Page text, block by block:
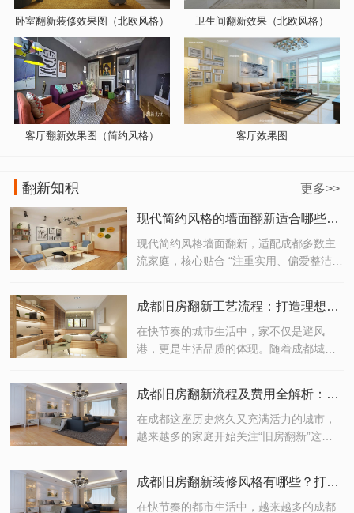
卧室翻新装修效果图（北欧风格） 卫生间翻新效果（北欧风格）
客厅翻新效果图（简约风格） 客厅效果图
翻新知积 更多>>
现代简约风格的墙面翻新适合哪些成都家庭？
现代简约风格墙面翻新，适配成都多数主
流家庭，核心贴合 “注重实用、偏爱整洁、
成都旧房翻新工艺流程：打造理想家居的完美之选
在快节奏的城市生活中，家不仅是避风
港，更是生活品质的体现。随着成都城市
行翻新改造，那么了解一套科学、高效的
成都旧房翻新工艺流程，将是开启理想生
活的重要一步。
成都旧房翻新流程及费用全解析：打造理想家居的高效指南
在成都这座历史悠久又充满活力的城市，
越来越多的家庭开始关注“旧房翻新”这一
成为现代家庭改善居住环境的重要选择。
但你是否清楚成都旧房翻新的完整流程？
成都旧房翻新装修风格有哪些？打造你的理想生活空间！
在快节奏的都市生活中，越来越多的成都